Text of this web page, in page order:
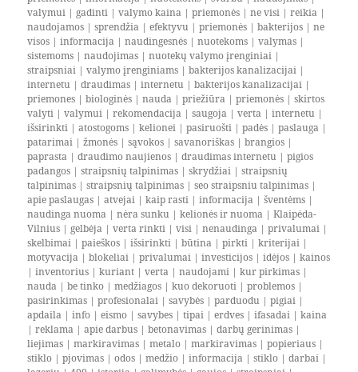
valymui | gadinti |valymo kaina |priemonės |ne visi |reikia |
naudojamos |sprendžia |efektyvu |priemonės |bakterijos |ne
visos |informacija |naudingesnės |nuotekoms |valymas |
sistemoms |naudojimas |nuotekų valymo įrenginiai |
straipsniai |valymo įrenginiams |bakterijos kanalizacijai |
internetu |draudimas |internetu |bakterijos kanalizacijai |
priemones |biologinės |nauda |priežiūra |priemonės |skirtos
valyti |valymui |rekomendacija |saugoja |verta |internetu |
išsirinkti |atostogoms |kelionei |pasiruošti |padės |paslauga |
patarimai |žmonės |sąvokos |savanoriškas |brangios |
paprasta |draudimo naujienos |draudimas internetu |pigios
padangos |straipsnių talpinimas |skrydžiai |straipsnių
talpinimas |straipsnių talpinimas |seo straipsniu talpinimas |
apie paslaugas |atvejai |kaip rasti |informacija |šventėms |
naudinga nuoma |nėra sunku |kelionės ir nuoma |Klaipėda-
Vilnius | gelbėja |verta rinkti |visi |nenaudinga |privalumai |
skelbimai |paieškos |išsirinkti |būtina |pirkti |kriterijai |
motyvacija |blokeliai |privalumai |investicijos |idėjos |kainos
|inventorius |kuriant |verta |naudojami |kur pirkimas |
nauda |be tinko |medžiagos |kuo dekoruoti |problemos |
pasirinkimas |profesionalai |savybės |parduodu |pigiai |
apdaila |info |eismo |savybes |tipai |erdves |ifasadai |kaina
|reklama |apie darbus |betonavimas |darbų gerinimas |
liejimas |markiravimas |metalo |markiravimas |popieriaus |
stiklo |pjovimas |odos |medžio |informacija |stiklo |darbai |